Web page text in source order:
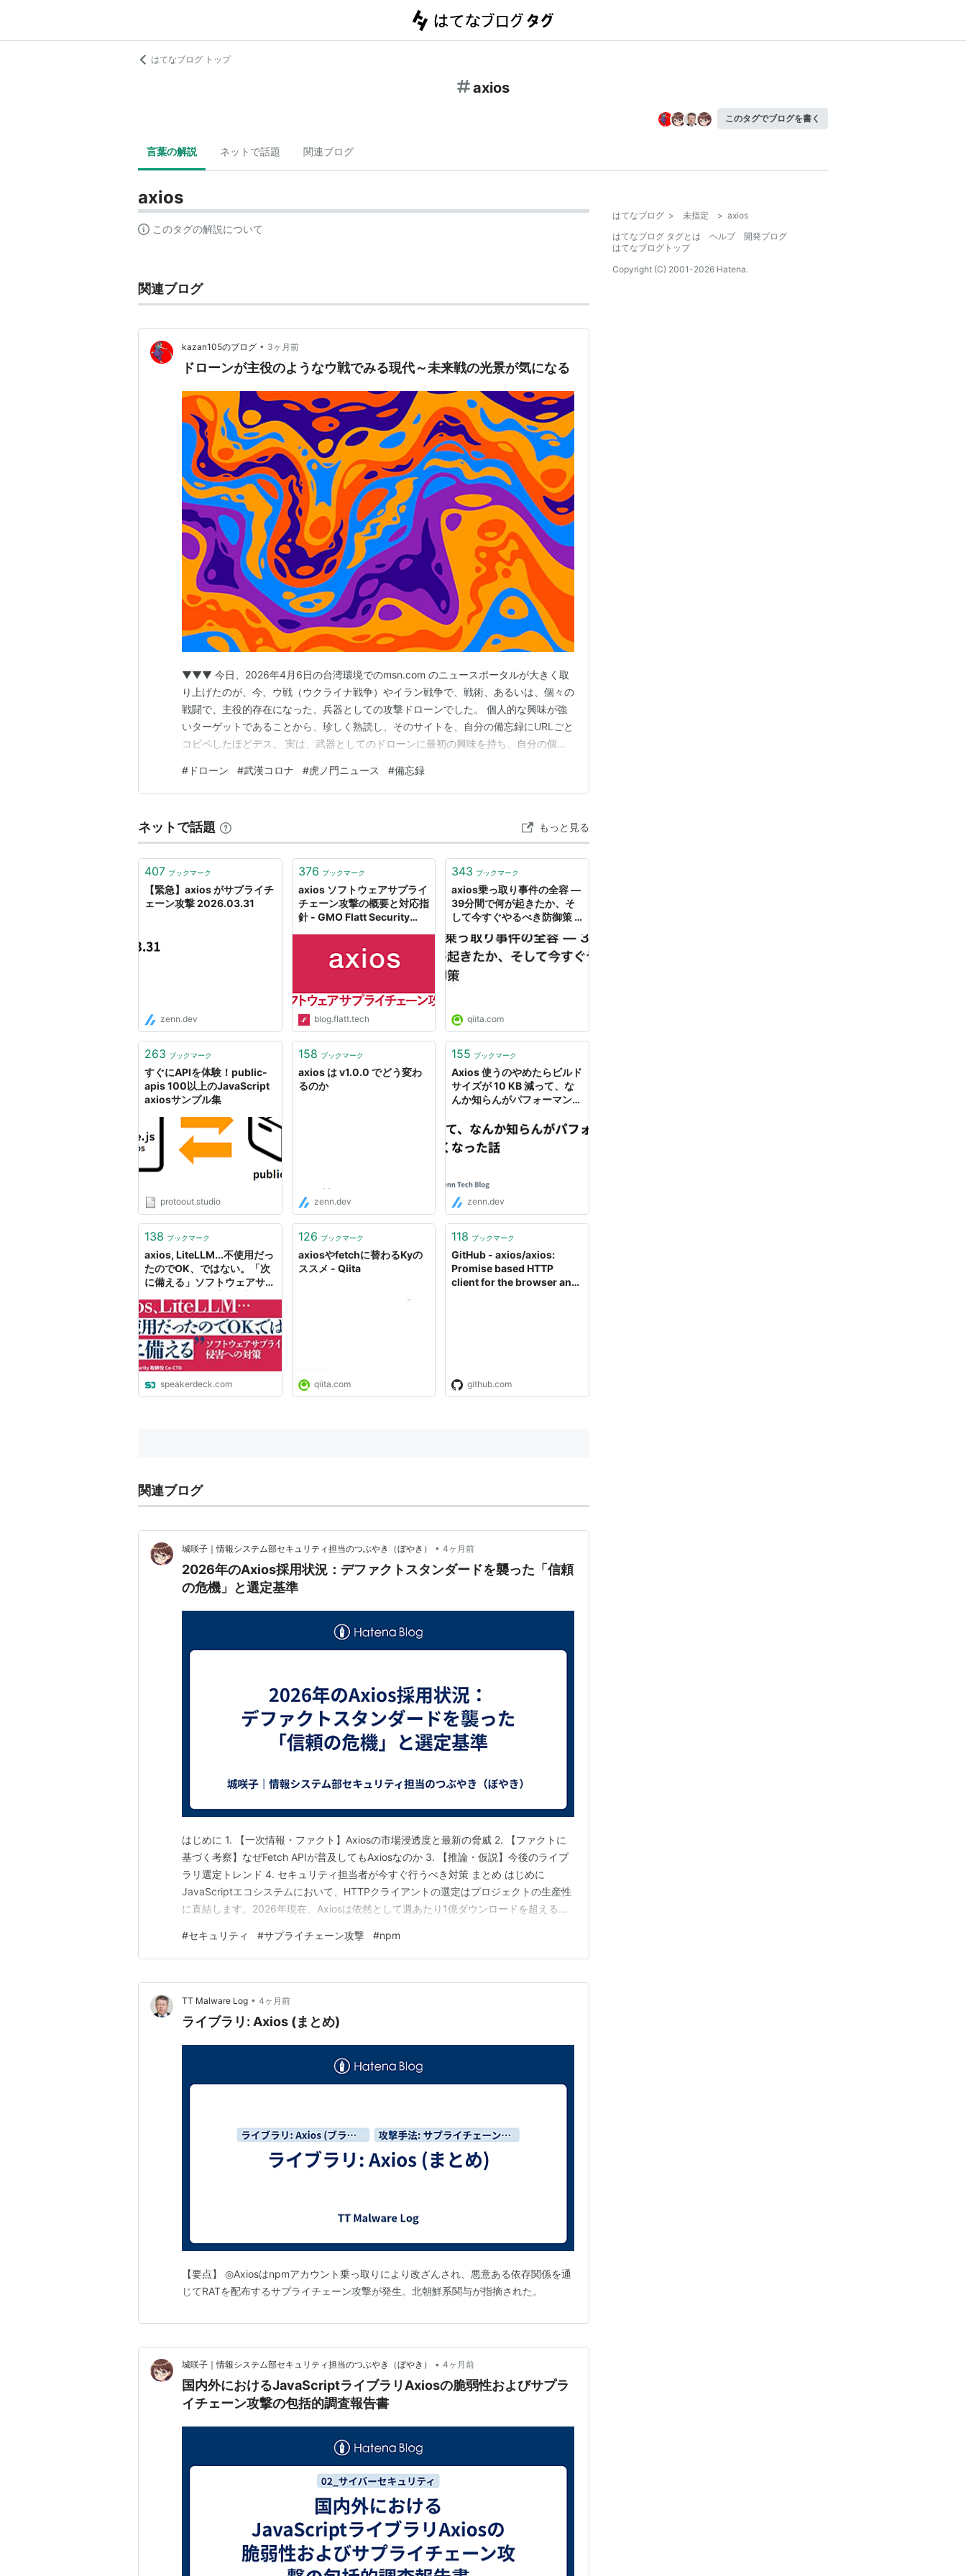
はてなブログ トップ
axios
このタグでブログを書く
言葉の解説 ネットで話題 関連ブログ
axios
このタグの解説について
関連ブログ
kazan105のブログ • 3ヶ月前
ドローンが主役のようなウ戦でみる現代～未来戦の光景が気になる
▼▼▼ 今日、2026年4月6日の台湾環境でのmsn.com のニュースポータルが大きく取
り上げたのが、今、ウ戦（ウクライナ戦争）やイラン戦争で、戦術、あるいは、個々の
戦闘で、主役的存在になった、兵器としての攻撃ドローンでした。 個人的な興味が強
いターゲットであることから、珍しく熟読し、そのサイトを、自分の備忘録にURLごと
コピペしたほどデス。 実は、武器としてのドローンに最初の興味を持ち、自分の個人
初でした。 当時のgooブログへの投稿記事のリンクです。
kazan105.hatenadiary.com ▼▼▼…
# ドローン #武漢コロナ #虎ノ門ニュース #備忘録
ネットで話題 もっと見る
407 ブックマーク
【緊急】axios がサプライチ
ェーン攻撃 2026.03.31
zenn.dev
376 ブックマーク
axios ソフトウェアサプライ
チェーン攻撃の概要と対応指
針 - GMO Flatt Security
blog.flatt.tech
343 ブックマーク
axios乗っ取り事件の全容 —
39分間で何が起きたか、そ
して今すぐやるべき防御策 -
qiita.com
263 ブックマーク
すぐにAPIを体験！public-
apis 100以上のJavaScript
axiosサンプル集
protoout.studio
158 ブックマーク
axios は v1.0.0 でどう変わ
るのか
zenn.dev
155 ブックマーク
Axios 使うのやめたらビルド
サイズが 10 KB 減って、な
んか知らんがパフォーマンス
zenn.dev
138 ブックマーク
axios, LiteLLM...不使用だっ
たのでOK、ではない。「次
に備える」ソフトウェアサプ
speakerdeck.com
126 ブックマーク
axiosやfetchに替わるKyの
ススメ - Qiita
qiita.com
118 ブックマーク
GitHub - axios/axios:
Promise based HTTP
client for the browser and
github.com
関連ブログ
城咲子｜情報システム部セキュリティ担当のつぶやき（ぼやき） • 4ヶ月前
2026年のAxios採用状況：デファクトスタンダードを襲った「信頼
の危機」と選定基準
はじめに 1. 【一次情報・ファクト】Axiosの市場浸透度と最新の脅威 2. 【ファクトに
基づく考察】なぜFetch APIが普及してもAxiosなのか 3. 【推論・仮説】今後のライブ
ラリ選定トレンド 4. セキュリティ担当者が今すぐ行うべき対策 まとめ はじめに
JavaScriptエコシステムにおいて、HTTPクライアントの選定はプロジェクトの生産性
に直結します。2026年現在、Axiosは依然として週あたり1億ダウンロードを超える圧
り、その「信頼性」が改めて問われています。 東証プライム上場企業のセキュリテ
ィ…
#セキュリティ #サプライチェーン攻撃 #npm
TT Malware Log • 4ヶ月前
ライブラリ: Axios (まとめ)
【要点】 ◎Axiosはnpmアカウント乗っ取りにより改ざんされ、悪意ある依存関係を通
じてRATを配布するサプライチェーン攻撃が発生。北朝鮮系関与が指摘された。
城咲子｜情報システム部セキュリティ担当のつぶやき（ぼやき） • 4ヶ月前
国内外におけるJavaScriptライブラリAxiosの脆弱性およびサプラ
イチェーン攻撃の包括的調査報告書
はてなブログ > 未指定 > axios
はてなブログ タグとは
ヘルプ
開発ブログ
はてなブログトップ
Copyright (C) 2001-2026 Hatena.